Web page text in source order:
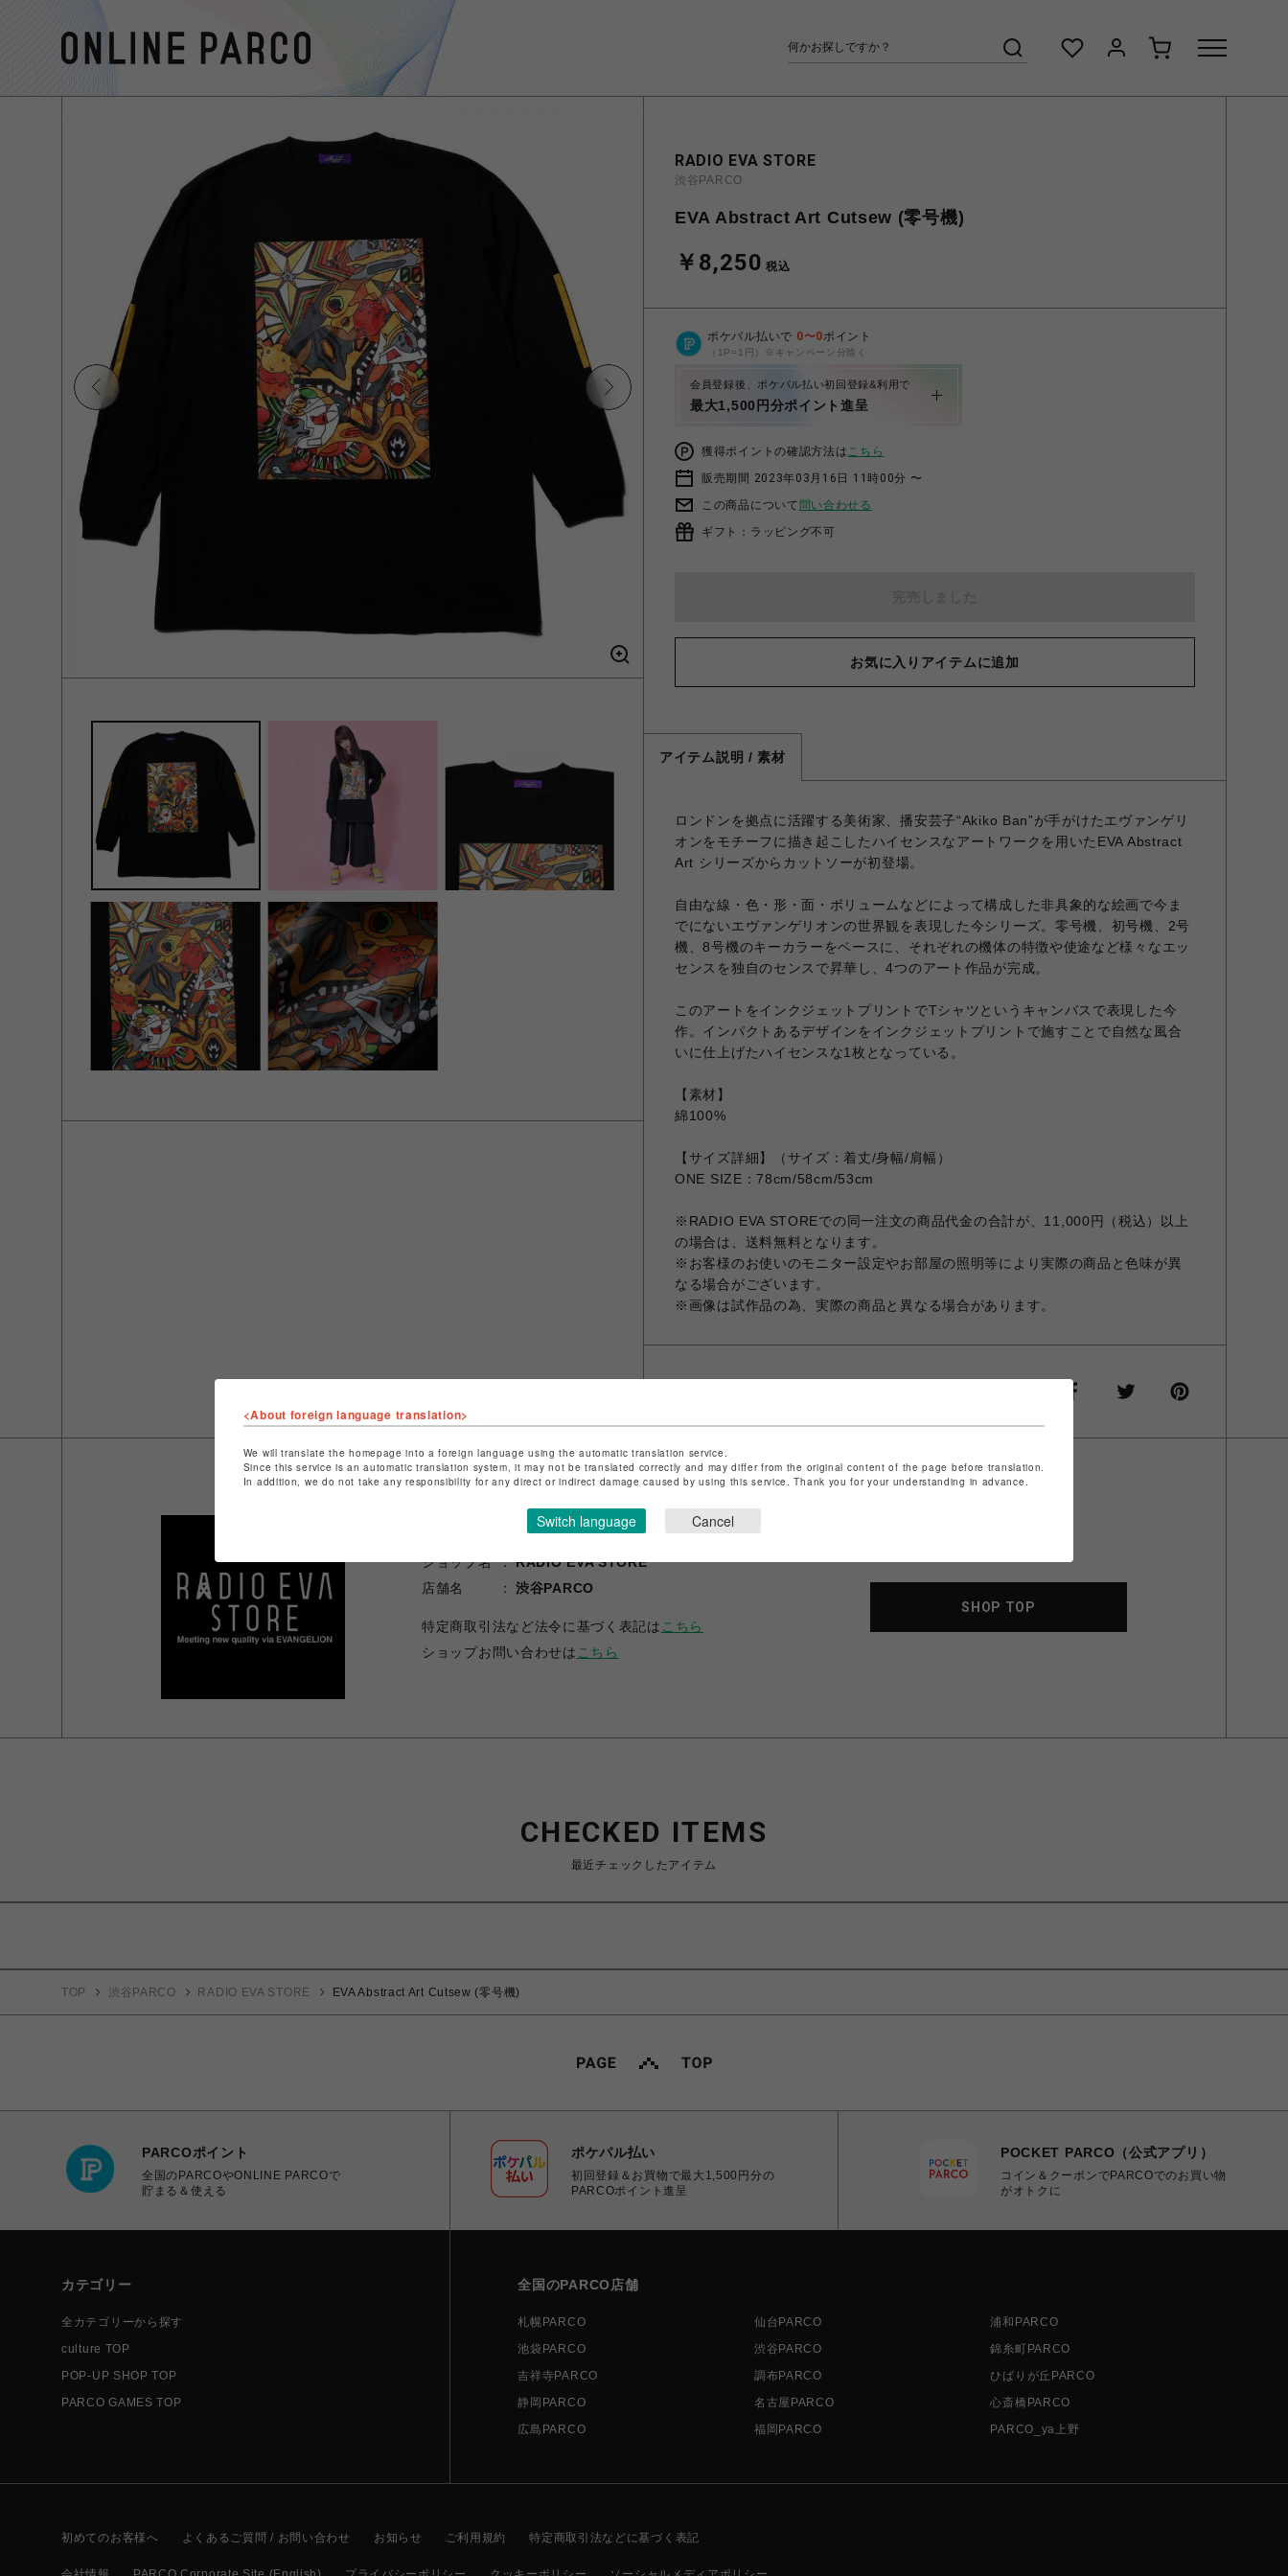
RADIO EVA STORE
渋谷PARCO
EVA Abstract Art Cutsew (零号機)
￥8,250 税込
ポケパル払いで 0〜0ポイント
（1P=1円）※キャンペーン分除く
会員登録後、ポケパル払い初回登録&利用で
最大1,500円分ポイント進呈
獲得ポイントの確認方法はこちら
販売期間 2023年03月16日 11時00分 〜
この商品について 問い合わせる
ギフト：ラッピング不可
お気に入りアイテムに追加
アイテム説明 / 素材
ロンドンを拠点に活躍する美術家、播安芸子“Akiko Ban”が手がけたエヴァンゲリ
オンをモチーフに描き起こしたハイセンスなアートワークを用いたEVA Abstract
Art シリーズからカットソーが初登場。
自由な線・色・形・面・ボリュームなどによって構成した非具象的な絵画で今ま
でにないエヴァンゲリオンの世界観を表現した今シリーズ。零号機、初号機、2号
機、8号機のキーカラーをベースに、それぞれの機体の特徴や使途など様々なエッ
センスを独自のセンスで昇華し、4つのアート作品が完成。
このアートをインクジェットプリントでTシャツというキャンバスで表現した今
作。インパクトあるデザインをインクジェットプリントで施すことで自然な風合
いに仕上げたハイセンスな1枚となっている。
【素材】
綿100%
【サイズ詳細】（サイズ：着丈/身幅/肩幅）
ONE SIZE：78cm/58cm/53cm
※RADIO EVA STOREでの同一注文の商品代金の合計が、11,000円（税込）以上
の場合は、送料無料となります。
※お客様のお使いのモニター設定やお部屋の照明等により実際の商品と色味が異
なる場合がございます。
※画像は試作品の為、実際の商品と異なる場合があります。
ショップ名
RADIO EVA STORE
店舗名
渋谷PARCO
特定商取引法など法令に基づく表記は こちら
ショップお問い合わせは こちら
SHOP TOP
CHECKED ITEMS
最近チェックしたアイテム
TOP 渋谷PARCO RADIO EVA STORE EVA Abstract Art Cutsew (零号機)
PARCOポイント
全国のPARCOやONLINE PARCOで
貯まる＆使える
ポケパル払い
初回登録＆お買物で最大1,500円分の
PARCOポイント進呈
POCKET PARCO（公式アプリ）
コイン＆クーポンでPARCOでのお買い物
がオトクに
カテゴリー
全カテゴリーから探す
culture TOP
POP-UP SHOP TOP
PARCO GAMES TOP
全国のPARCO店舗
札幌PARCO 仙台PARCO
浦和PARCO
池袋PARCO
渋谷PARCO
錦糸町PARCO
吉祥寺PARCO
調布PARCO
ひばりが丘PARCO
静岡PARCO
名古屋PARCO
心斎橋PARCO
広島PARCO
福岡PARCO PARCO_ya上野
初めてのお客様へ よくあるご質問 / お問い合わせ お知らせ ご利用規約 特定商取引法などに基づく表記
<About foreign language translation>
We will translate the homepage into a foreign language using the automatic translation service.
Since this service is an automatic translation system, it may not be translated correctly and may differ from the original content of the page before translation.
In addition, we do not take any responsibility for any direct or indirect damage caused by using this service. Thank you for your understanding in advance.
Switch language Cancel